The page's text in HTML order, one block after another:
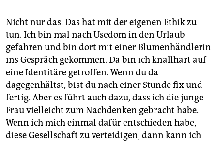
Nicht nur das. Das hat mit der eigenen Ethik zu
tun. Ich bin mal nach Usedom in den Urlaub
gefahren und bin dort mit einer Blumenhändlerin
ins Gespräch gekommen. Da bin ich knallhart auf
eine Identitäre getroffen. Wenn du da
dagegenhältst, bist du nach einer Stunde fix und
fertig. Aber es führt auch dazu, dass ich die junge
Frau vielleicht zum Nachdenken gebracht habe.
Wenn ich mich einmal dafür entschieden habe,
diese Gesellschaft zu verteidigen, dann kann ich